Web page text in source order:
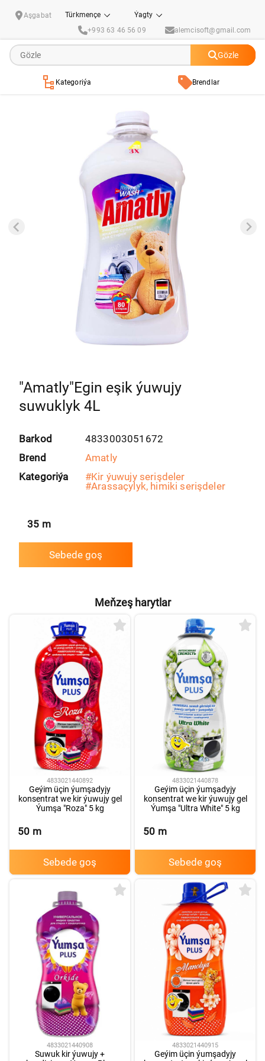
Aşgabat Türkmençe
Ýagty
+993 63 46 56 09
alemcisoft@gmail.com
Gözle
Kategoriýa Brendlar
"Amatly"Egin eşik ýuwujy
suwuklyk 4L
Barkod
4833003051672
Brend
Amatly
Kategoriýa
#Kir ýuwujy serişdeler
#Arassaçylyk, himiki serişdeler
35 m
Sebede goş
Meňzeş harytlar
4833021440892
Geýim üçin ýumşadyjy
konsentrat we kir ýuwujy gel
Ýumşa "Roza" 5 kg
50 m
Sebede goş
4833021440878
Geýim üçin ýumşadyjy
konsentrat we kir ýuwujy gel
Ýumşa "Ultra White" 5 kg
50 m
Sebede goş
4833021440908
Suwuk kir ýuwujy +
4833021440915
Geýim üçin ýumşadyjy